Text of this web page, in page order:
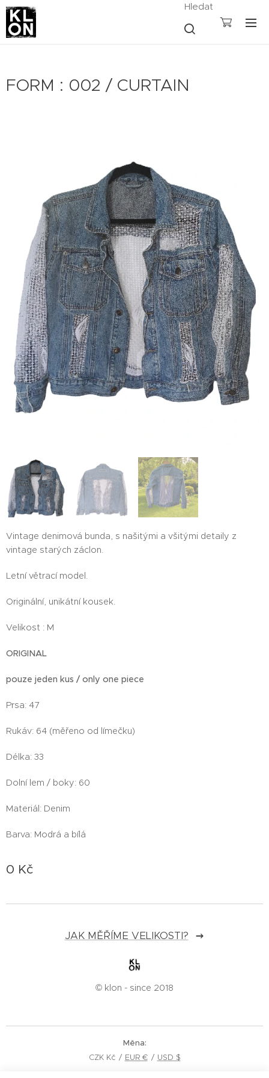
Hledat
FORM : 002 / CURTAIN
Vintage denimová bunda, s našitými a všitými detaily z
vintage starých záclon.
Letní větrací model.
Originální, unikátní kousek.
Velikost : M
ORIGINAL
pouze jeden kus / only one piece
Prsa: 47
Rukáv: 64 (měřeno od límečku)
Délka: 33
Dolní lem / boky: 60
Materiál: Denim
Barva: Modrá a bílá
0 Kč
JAK MĚŘÍME VELIKOSTI?
© klon - since 2018
Měna
CZK Kč
EUR € USD $